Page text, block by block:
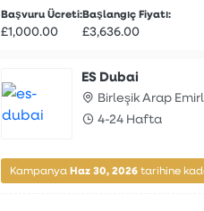
Başvuru Ücreti:
£1,000.00
Başlangıç Fiyatı:
£3,636.00
ES Dubai
Birleşik Arap
4-24 Hafta
Kampanya Haz 30, 2026tarihine